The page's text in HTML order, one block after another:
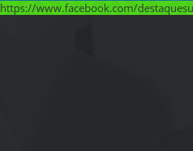
https://www.facebook.com/